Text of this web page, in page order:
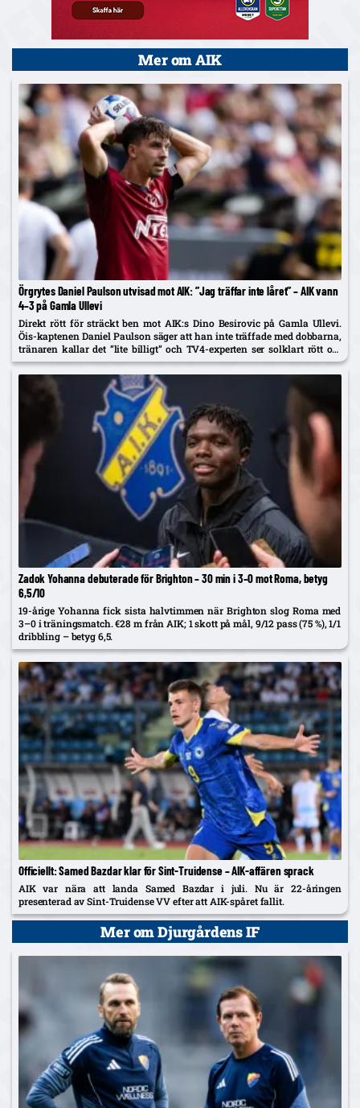
Mer om AIK
Örgrytes Daniel Paulson utvisad mot AIK: ”Jag träffar inte låret” – AIK vann
4–3 på Gamla Ullevi
Direkt rött för sträckt ben mot AIK:s Dino Besirovic på Gamla Ullevi.
Öis-kaptenen Daniel Paulson säger att han inte träffade med dobbarna,
tränaren kallar det ”lite billigt” och TV4-experten ser solklart rött om
det var träff.
Zadok Yohanna debuterade för Brighton – 30 min i 3–0 mot Roma, betyg
6,5/10
19-årige Yohanna fick sista halvtimmen när Brighton slog Roma med
3–0 i träningsmatch. €28 m från AIK; 1 skott på mål, 9/12 pass (75 %), 1/1
dribbling – betyg 6,5.
Officiellt: Samed Bazdar klar för Sint-Truidense – AIK-affären sprack
AIK var nära att landa Samed Bazdar i juli. Nu är 22-åringen
presenterad av Sint-Truidense VV efter att AIK-spåret fallit.
Mer om Djurgårdens IF